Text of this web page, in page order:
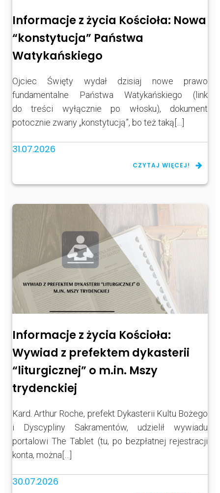
Informacje z życia Kościoła: Nowa
“konstytucja” Państwa
Watykańskiego
Ojciec Święty wydał dzisiaj nowe prawo
fundamentalne Państwa Watykańskiego (link
do treści wyłącznie po włosku), dokument
potocznie zwany „konstytucją”, bo też taką[…]
31.07.2026
CZYTAJ WIĘCEJ!
Informacje z życia Kościoła:
Wywiad z prefektem dykasterii
“liturgicznej” o m.in. Mszy
trydenckiej
Kard. Arthur Roche, prefekt Dykasterii Kultu Bożego
i Dyscypliny Sakramentów, udzielił wywiadu
portalowi The Tablet (tu, po bezpłatnej rejestracji
konta, można[…]
30.07.2026